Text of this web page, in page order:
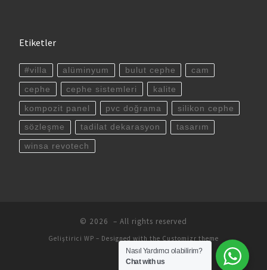
Etiketler
#villa alüminyum bulut cephe cam
cephe cephe sistemleri kalite
kompozit panel pvc doğrama silikon cephe
sözleşme tadilat dekarasyon tasarım
winsa revotech
© 2026 – All rights reserved
Geliştirici WP – Designed with the Customizr theme
Nasıl Yardımcı olabilirim?
Chat with us